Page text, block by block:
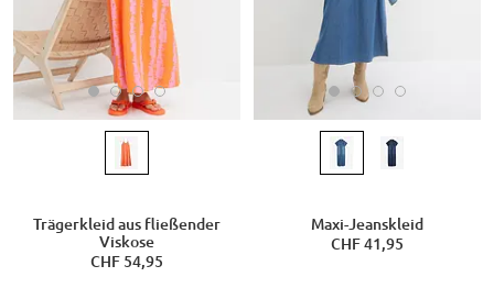
Trägerkleid aus fließender
Viskose
CHF 54,95
Maxi-Jeanskleid
CHF 41,95